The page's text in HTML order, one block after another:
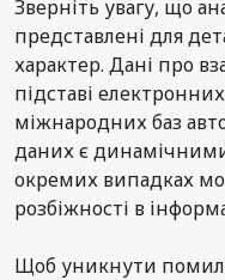
Зверніть увагу, що
представлені для
характер. Дані про
підставі
міжнародних баз
даних є
окремих випадках
розбіжності в
Щоб уникнути